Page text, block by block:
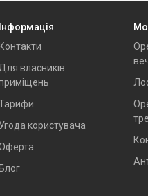
Інформація
Контакти
Для власників
Угода користувача
Блог